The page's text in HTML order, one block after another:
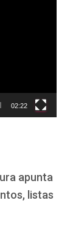
02:22
apunta
listas